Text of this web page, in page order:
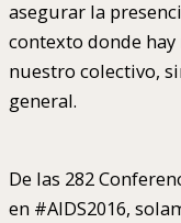
asegurar la
contexto donde
nuestro colectivo,
general.
De las 282
en #AIDS2016,